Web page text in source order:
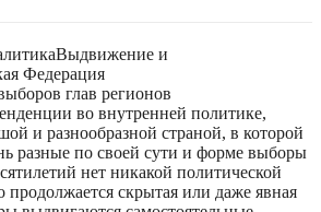
Выдвижение и
Федерация
глав регионов
во внутренней политике,
и разнообразной страной, в которой
разные по своей сути и форме выборы
нет никакой политической
продолжается скрытая или даже явная